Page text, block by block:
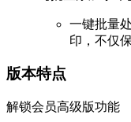
一键批量
印，不仅
版本特点
解锁会员高级版功能